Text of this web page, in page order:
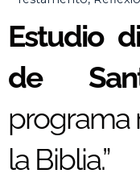
Estudio
de
programa
la Biblia.”